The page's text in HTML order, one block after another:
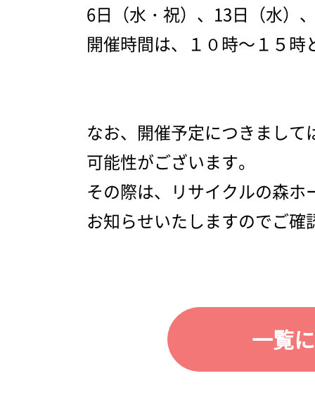
6日（水・祝）、13日（水）
開催時間は、１０時～１５時
なお、開催予定につきまし
可能性がございます。
その際は、リサイクルの森
お知らせいたしますのでご確
一覧